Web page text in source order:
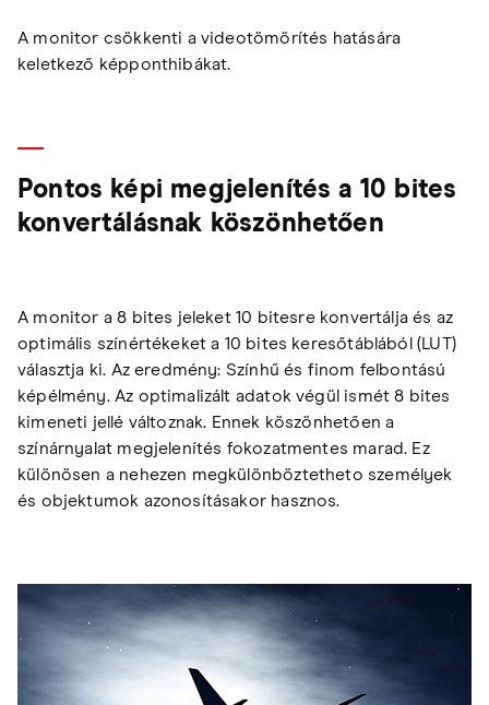
A monitor csökkenti a videotömörítés hatására
keletkező képponthibákat.
Pontos képi megjelenítés a 10 bites
konvertálásnak köszönhetően
A monitor a 8 bites jeleket 10 bitesre konvertálja és az
optimális színértékeket a 10 bites keresőtáblából (LUT)
választja ki. Az eredmény: Színhű és finom felbontású
képélmény. Az optimalizált adatok végül ismét 8 bites
kimeneti jellé változnak. Ennek köszönhetően a
színárnyalat megjelenítés fokozatmentes marad. Ez
különösen a nehezen megkülönböztetheto személyek
és objektumok azonosításakor hasznos.